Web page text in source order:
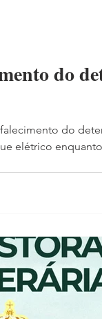
do
do
elétrico